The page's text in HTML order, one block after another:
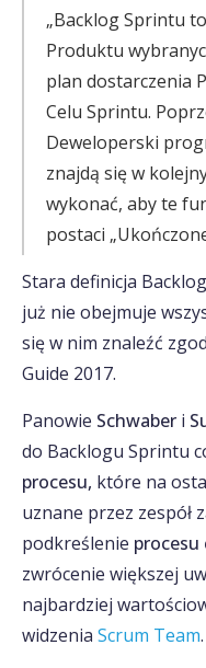
„Backlog Sprintu
Produktu
plan dostarczenia
Celu Sprintu.
Deweloperski
znajdą się w
wykonać, aby te
postaci
Stara definicja
już nie obejmuje
się w nim znaleźć
Guide 2017.
Panowie Schwaber i
do Backlogu Sprintu
procesu, które na
uznane przez zespół
podkreślenie procesu
zwrócenie większej
najbardziej
widzenia Scrum Team.